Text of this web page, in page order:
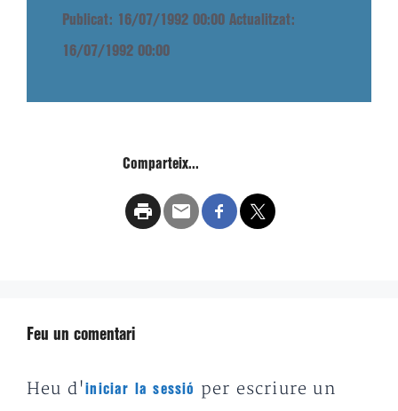
Publicat: 16/07/1992 00:00 Actualitzat:
16/07/1992 00:00
Comparteix...
Feu un comentari
Heu d'iniciar la sessió
per escriure un